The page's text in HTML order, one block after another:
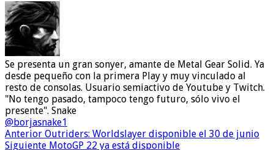
Se presenta un gran sonyer, amante de Metal Gear Solid. Ya
desde pequeño con la primera Play y muy vinculado al
resto de consolas. Usuario semiactivo de Youtube y Twitch.
"No tengo pasado, tampoco tengo futuro, sólo vivo el
presente". Snake
@borjasnake1
Anterior Outriders: Worldslayer disponible el 30 de junio
Siguiente MotoGP 22 ya está disponible